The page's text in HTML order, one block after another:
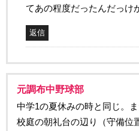
てあの程度だったんだっけ
返信
元調布中野球部
中学1の夏休みの時と同じ。
校庭の朝礼台の辺り（守備位